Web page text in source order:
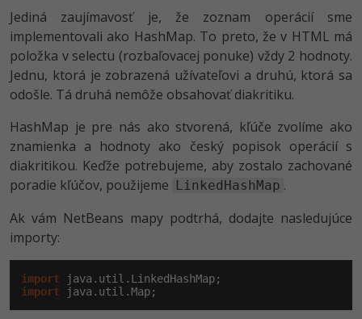
Jediná zaujímavosť je, že zoznam operácií sme
implementovali ako HashMap. To preto, že v HTML má
položka v selectu (rozbaľovacej ponuke) vždy 2 hodnoty.
Jednu, ktorá je zobrazená užívateľovi a druhú, ktorá sa
odošle. Tá druhá nemôže obsahovať diakritiku.
HashMap je pre nás ako stvorená, kľúče zvolíme ako
znamienka a hodnoty ako český popisok operácií s
diakritikou. Keďže potrebujeme, aby zostalo zachované
poradie kľúčov, použijeme LinkedHashMap .
Ak vám NetBeans mapy podtrhá, dodajte nasledujúce
importy:
import
import java.util.Map;